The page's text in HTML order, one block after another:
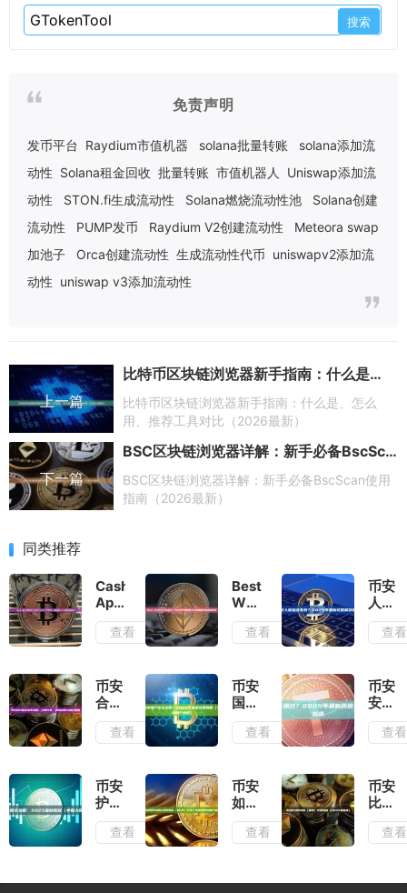
免责声明
发币平台 Raydium市值机器 solana批量转账
solana添加流
动性 Solana租金回收 批量转账 市值机器人
Uniswap添加流
动性
STON.fi生成流动性 Solana燃烧流动性池
Solana创建
流动性
PUMP发币 Raydium V2创建流动性
Meteora swap
加池子
Orca创建流动性 生成流动性代币 uniswapv2添加流
动性 uniswap v3添加流动性
上一篇
比特币区块链浏览器新手指南：什么是、怎么用、推荐工具对比（2026最新）
比特币区块链浏览器新手指南：什么是、怎么
用、推荐工具对比（2026最新）
下一篇
BSC区块链浏览器详解：新手必备BscScan使用指南（2026最新）
BSC区块链浏览器详解：新手必备BscScan使用
指南（2026最新）
同类推荐
Cash
App
如何
购买
完整
指南
（直
接购
间接
方式
详
解）
查看
Best
Wallet
怎么
样？
值得
入手
的加
密钱
评
查看
币安
人脸
验证
年最
新完
整解
决指
查看
币安
合约
保证
金率
计算
方
式、
风险
仓机
查看
币安
国内
用户
怎么
2025
年最
新完
整教
国大
查看
币安
安全
认证
不通
年最
新原
因分
析与
指南
查看
币安
护照
注册
全攻
最新
查看
币安
如何
处理
比特
（BCH）
查看
币安
比特
币转
完整
查看